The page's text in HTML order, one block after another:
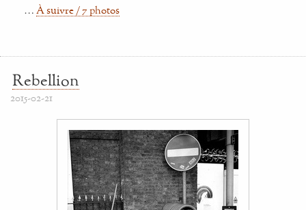
… À suivre / 7 photos
Rebellion
2015-02-21